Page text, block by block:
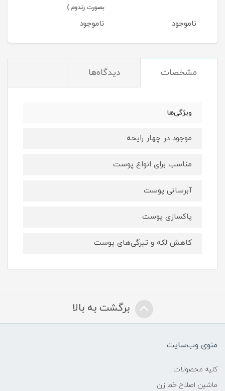
ناموجود
WOLFTHORN
ناموجود
مشخصات دیدگاه‌ها
ویژگی‌ها
موجود در چهار رایحه
مناسب برای انواع پوست
آبرسانی پوست
پاکسازی پوست
کاهش لکه و تیرگی‌های پوست
برگشت به بالا
منوی وب‌سایت
کلیه محصولات
ماشین اصلاح خط زن